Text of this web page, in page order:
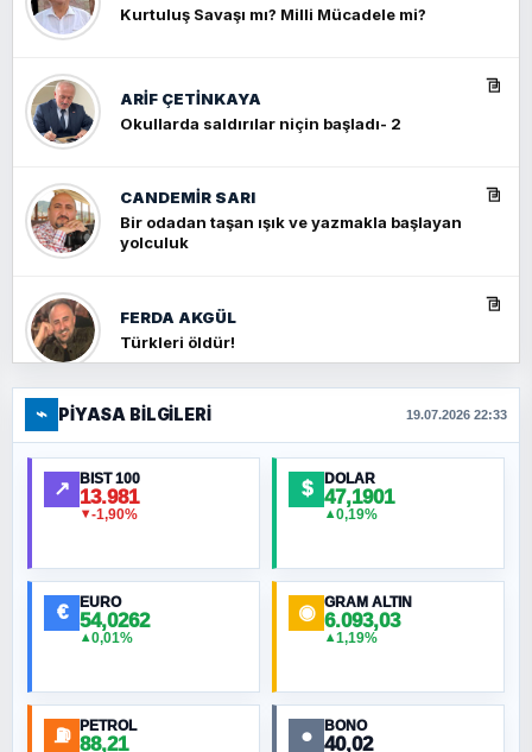
Kurtuluş Savaşı mı? Milli Mücadele mi?
ARIF ÇETİNKAYA
Okullarda saldırılar niçin başladı- 2
CANDEMIR SARI
Bir odadan taşan ışık ve yazmakla başlayan
yolculuk
FERDA AKGÜL
Türkleri öldür!
FERHAT BÜYÜKKALKAN
Ankara Zirvesi: NATO Toplantısı mı, Yeni
Ortadoğu Haritasının Provası mı?
MURAT ÖZKAN
⌁ PIYASA BILGILERI 19.07.2026 22:33
↗ BIST 100
13.981
▼-1,90%
$ DOLAR
47,1901
▲0,19%
€ EURO
54,0262
▲0,01%
◉ GRAM ALTIN
6.093,03
▲1,19%
⛽ PETROL
88,21 ● BONO
40,02